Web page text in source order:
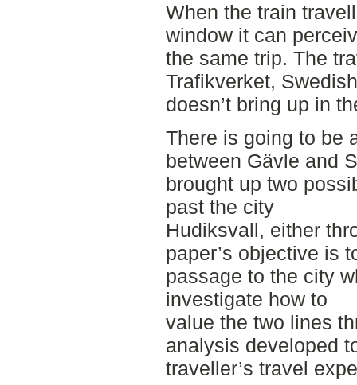
When the train
window it can
the same trip. The
Trafikverket,
doesn’t bring up in
There is going to be
between Gävle and
brought up two
past the city
Hudiksvall, either
paper’s objective is
passage to the city
investigate how to
value the two lines
analysis developed
traveller’s travel